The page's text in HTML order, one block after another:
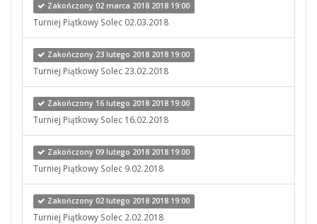
Zakończony 02 marca 2018 2018 19:00
Turniej Piątkowy Solec 02.03.2018
Zakończony 23 lutego 2018 2018 19:00
Turniej Piątkowy Solec 23.02.2018
Zakończony 16 lutego 2018 2018 19:00
Turniej Piątkowy Solec 16.02.2018
Zakończony 09 lutego 2018 2018 19:00
Turniej Piątkowy Solec 9.02.2018
Zakończony 02 lutego 2018 2018 19:00
Turniej Piątkowy Solec 2.02.2018